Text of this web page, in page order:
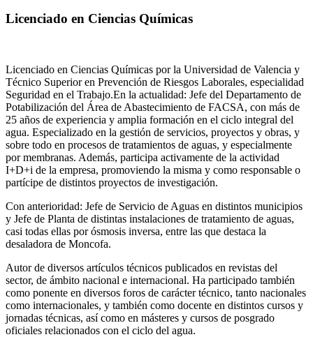
Licenciado en Ciencias Químicas
Licenciado en Ciencias Químicas por la Universidad de Valencia y
Técnico Superior en Prevención de Riesgos Laborales, especialidad
Seguridad en el Trabajo.En la actualidad: Jefe del Departamento de
Potabilización del Área de Abastecimiento de FACSA, con más de
25 años de experiencia y amplia formación en el ciclo integral del
agua. Especializado en la gestión de servicios, proyectos y obras, y
sobre todo en procesos de tratamientos de aguas, y especialmente
por membranas. Además, participa activamente de la actividad
I+D+i de la empresa, promoviendo la misma y como responsable o
partícipe de distintos proyectos de investigación.
Con anterioridad: Jefe de Servicio de Aguas en distintos municipios
y Jefe de Planta de distintas instalaciones de tratamiento de aguas,
casi todas ellas por ósmosis inversa, entre las que destaca la
desaladora de Moncofa.
Autor de diversos artículos técnicos publicados en revistas del
sector, de ámbito nacional e internacional. Ha participado también
como ponente en diversos foros de carácter técnico, tanto nacionales
como internacionales, y también como docente en distintos cursos y
jornadas técnicas, así como en másteres y cursos de posgrado
oficiales relacionados con el ciclo del agua.